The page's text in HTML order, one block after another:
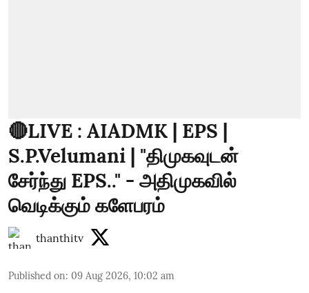
🔴LIVE : AIADMK | EPS |
S.P.Velumani | "திமுகவுடன்
சேர்ந்து EPS.." - அதிமுகவில்
வெடிக்கும் களேபரம்
thanthitv
Published on: 09 Aug 2026, 10:02 am